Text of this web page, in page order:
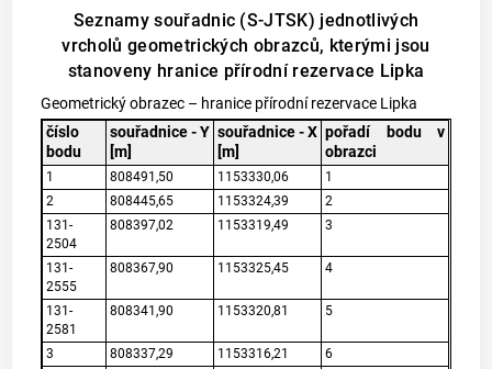
Seznamy souřadnic (S-JTSK) jednotlivých
vrcholů geometrických obrazců, kterými jsou
stanoveny hranice přírodní rezervace Lipka
Geometrický obrazec – hranice přírodní rezervace Lipka
číslo
bodu
souřadnice - Y
[m]
souřadnice - X
[m]
pořadí bodu v
obrazci
1 808491,50 1153330,06
1
2
808445,65 1153324,39
2
131-
2504
808397,02 1153319,49 3
131-
2555
808367,90 1153325,45 4
131-
2581
808341,90 1153320,81 5
3 808337,29 1153316,21
6